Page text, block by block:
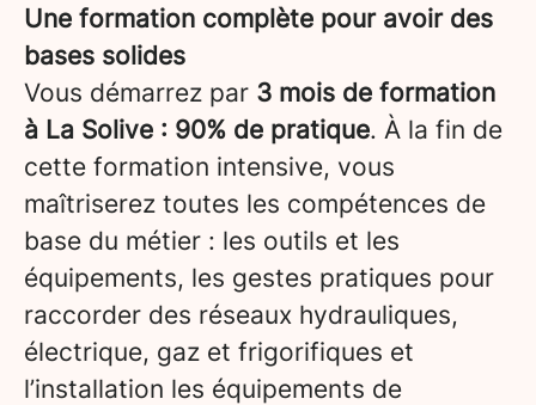
Une formation complète pour avoir des
bases solides
Vous démarrez par 3 mois de formation
à La Solive : 90% de pratique. À la fin de
cette formation intensive, vous
maîtriserez toutes les compétences de
base du métier : les outils et les
équipements, les gestes pratiques pour
raccorder des réseaux hydrauliques,
électrique, gaz et frigorifiques et
l’installation les équipements de